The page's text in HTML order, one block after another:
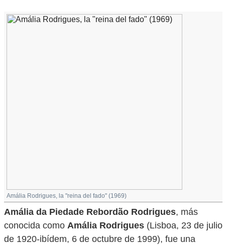
Amália Rodrigues, la "reina del fado" (1969)
Amália da Piedade Rebordão Rodrigues, más
conocida como Amália Rodrigues (Lisboa, 23 de julio
de 1920-ibídem, 6 de octubre de 1999), fue una